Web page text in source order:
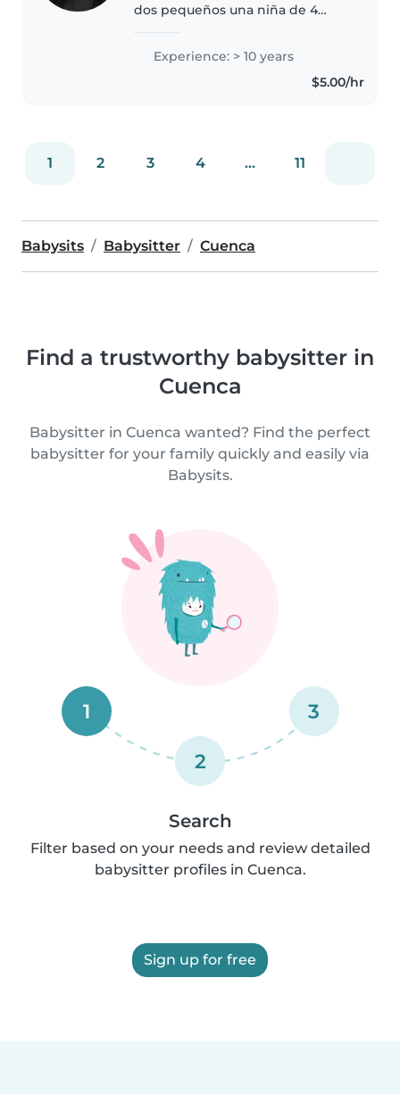
dos pequeños una niña de 4
licenciada en ciencias de la
educación profesora de idiomas
ingles, tengo experiencia como
Experience: > 10 years
$5.00/hr
1 2 3 4 ... 11
Babysits Babysitter Cuenca
Find a trustworthy babysitter in
Cuenca
Babysitter in Cuenca wanted? Find the perfect
babysitter for your family quickly and easily via
Babysits.
1
2
3
Search
Filter based on your needs and review detailed
babysitter profiles in Cuenca.
Sign up for free